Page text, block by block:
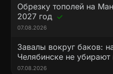
Обрезку тополей на
2027 год
07.08.2026
Завалы вокруг баков:
Челябинске не
07.08.2026